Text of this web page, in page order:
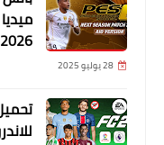
2026
28 يوليو 2025